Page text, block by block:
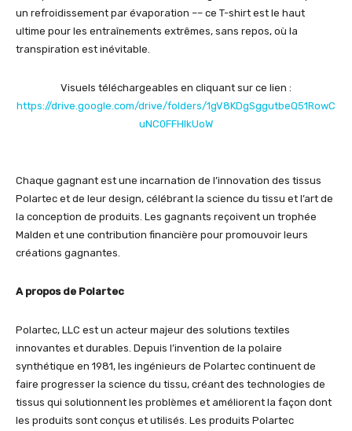
un refroidissement par évaporation –– ce T-shirt est le haut
ultime pour les entraînements extrêmes, sans repos, où la
transpiration est inévitable.
Visuels téléchargeables en cliquant sur ce lien :
https://drive.google.com/drive/folders/1gV8KDgSggutbeQ51RowC
uNC0FFHIkUoW
Chaque gagnant est une incarnation de l’innovation des tissus
Polartec et de leur design, célébrant la science du tissu et l’art de
la conception de produits. Les gagnants reçoivent un trophée
Malden et une contribution financière pour promouvoir leurs
créations gagnantes.
A propos de Polartec
Polartec, LLC est un acteur majeur des solutions textiles
innovantes et durables. Depuis l’invention de la polaire
synthétique en 1981, les ingénieurs de Polartec continuent de
faire progresser la science du tissu, créant des technologies de
tissus qui solutionnent les problèmes et améliorent la façon dont
les produits sont conçus et utilisés. Les produits Polartec